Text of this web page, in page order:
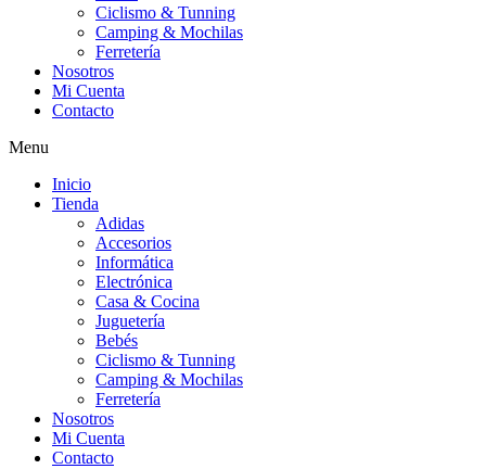
Ciclismo & Tunning
Camping & Mochilas
Ferretería
Nosotros
Mi Cuenta
Contacto
Menu
Inicio
Tienda
Adidas
Accesorios
Informática
Electrónica
Casa & Cocina
Juguetería
Bebés
Ciclismo & Tunning
Camping & Mochilas
Ferretería
Nosotros
Mi Cuenta
Contacto